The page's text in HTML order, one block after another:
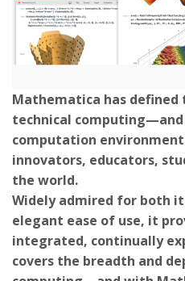
Mathematica has
technical
computation
innovators, educators,
the world.
Widely admired for both
elegant ease of use, it
integrated, continually
covers the breadth and